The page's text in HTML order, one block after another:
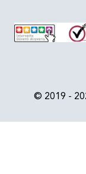
© 2019 -